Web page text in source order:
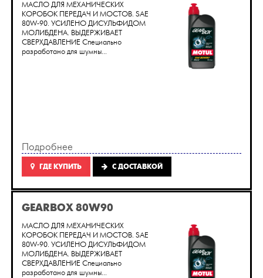
МАСЛО ДЛЯ МЕХАНИЧЕСКИХ
КОРОБОК ПЕРЕДАЧ И МОСТОВ. SAE
80W-90. УСИЛЕНО ДИСУЛЬФИДОМ
МОЛИБДЕНА. ВЫДЕРЖИВАЕТ
СВЕРХДАВЛЕНИЕ Специально
разработано для шумны...
Подробнее
ГДЕ КУПИТЬ C ДОСТАВКОЙ
GEARBOX 80W90
МАСЛО ДЛЯ МЕХАНИЧЕСКИХ
КОРОБОК ПЕРЕДАЧ И МОСТОВ. SAE
80W-90. УСИЛЕНО ДИСУЛЬФИДОМ
МОЛИБДЕНА. ВЫДЕРЖИВАЕТ
СВЕРХДАВЛЕНИЕ Специально
разработано для шумны...